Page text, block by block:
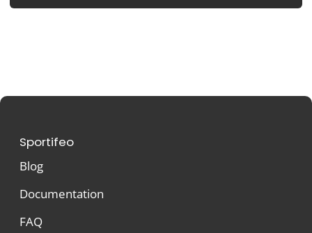
Sportifeo
Blog
Documentation
FAQ